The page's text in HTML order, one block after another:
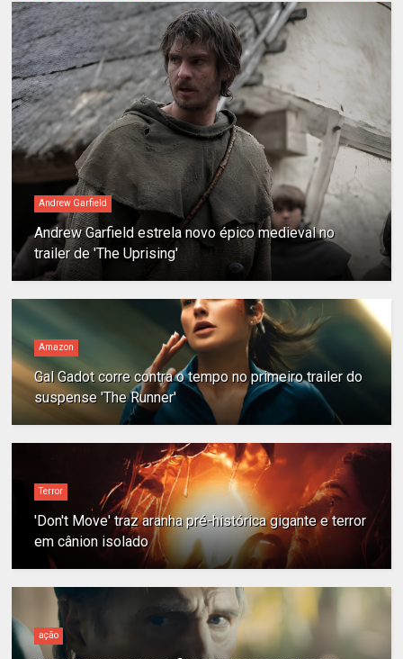
Andrew Garfield
Andrew Garfield estrela novo épico medieval no
trailer de 'The Uprising'
Amazon
Gal Gadot corre contra o tempo no primeiro trailer do
suspense 'The Runner'
Terror
'Don't Move' traz aranha pré-histórica gigante e terror
em cânion isolado
ação